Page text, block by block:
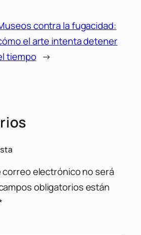
contra la fugacidad:
el arte intenta detener
tiempo →
correo electrónico no será
obligatorios están